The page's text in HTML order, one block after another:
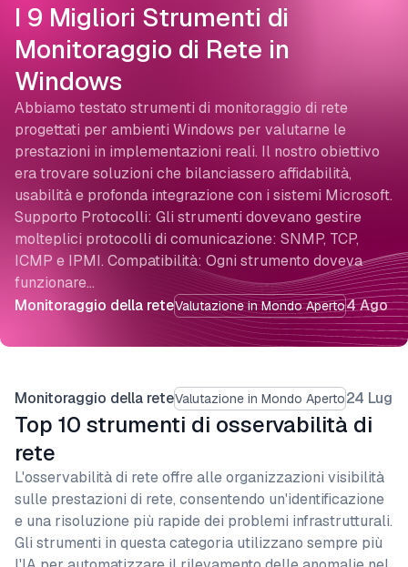
I 9 Migliori Strumenti di
Monitoraggio di Rete in
Windows
Monitoraggio della reteValutazione in Mondo Aperto4 Ago
Abbiamo testato strumenti di monitoraggio di rete
progettati per ambienti Windows per valutarne le
prestazioni in implementazioni reali. Il nostro obiettivo
era trovare soluzioni che bilanciassero affidabilità,
usabilità e profonda integrazione con i sistemi Microsoft.
Supporto Protocolli: Gli strumenti dovevano gestire
molteplici protocolli di comunicazione: SNMP, TCP,
ICMP e IPMI. Compatibilità: Ogni strumento doveva
funzionare…
Monitoraggio della reteValutazione in Mondo Aperto24 Lug
Top 10 strumenti di osservabilità di
rete
L'osservabilità di rete offre alle organizzazioni visibilità
sulle prestazioni di rete, consentendo un'identificazione
e una risoluzione più rapide dei problemi infrastrutturali.
Gli strumenti in questa categoria utilizzano sempre più